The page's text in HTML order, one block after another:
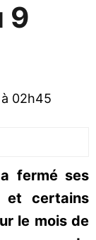
9
02h45
fermé ses
et certains
le mois de